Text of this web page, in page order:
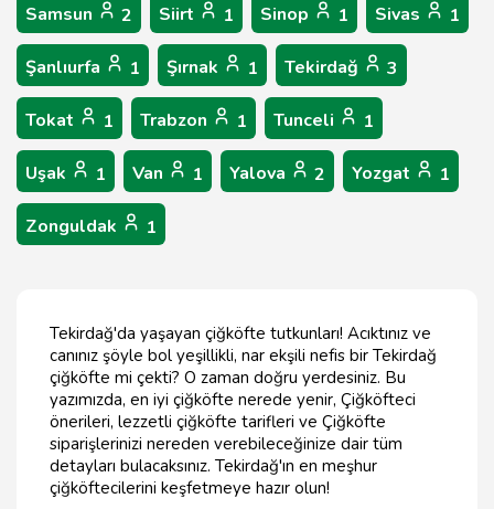
Samsun 2 Siirt 1 Sinop 1 Sivas 1
Şanlıurfa 1 Şırnak 1 Tekirdağ 3
Tokat 1 Trabzon 1 Tunceli 1
Uşak 1 Van 1 Yalova 2 Yozgat 1
Zonguldak 1
Tekirdağ'da yaşayan çiğköfte tutkunları! Acıktınız ve
canınız şöyle bol yeşillikli, nar ekşili nefis bir Tekirdağ
çiğköfte mi çekti? O zaman doğru yerdesiniz. Bu
yazımızda, en iyi çiğköfte nerede yenir, Çiğköfteci
önerileri, lezzetli çiğköfte tarifleri ve Çiğköfte
siparişlerinizi nereden verebileceğinize dair tüm
detayları bulacaksınız. Tekirdağ'ın en meşhur
çiğköftecilerini keşfetmeye hazır olun!